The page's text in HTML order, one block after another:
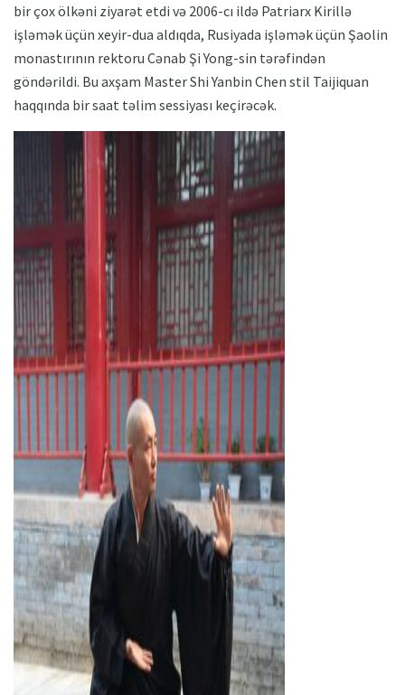
bir çox ölkəni ziyarət etdi və 2006-cı ildə Patriarx Kirillə
işləmək üçün xeyir-dua aldıqda, Rusiyada işləmək üçün Şaolin
monastırının rektoru Cənab Şi Yong-sin tərəfindən
göndərildi. Bu axşam Master Shi Yanbin Chen stil Taijiquan
haqqında bir saat təlim sessiyası keçirəcək.